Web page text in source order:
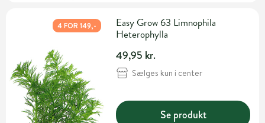
4 FOR 149,-
Easy Grow 63 Limnophila
Heterophylla
49,95 kr.
Sælges kun i center
Se produkt